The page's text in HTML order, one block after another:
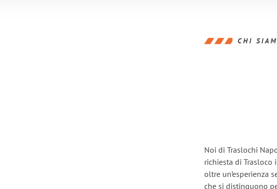
CHI
Noi di Traslochi
richiesta di
oltre un’esperienza
che si distinguono